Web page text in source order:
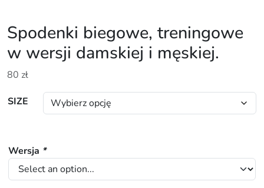
Spodenki biegowe, treningowe
w wersji damskiej i męskiej.
80 zł
SIZE
Wersja *